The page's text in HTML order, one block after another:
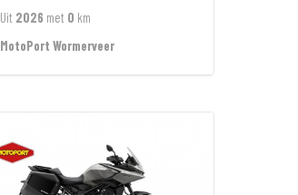
Uit 2026 met 0 km
MotoPort Wormerveer